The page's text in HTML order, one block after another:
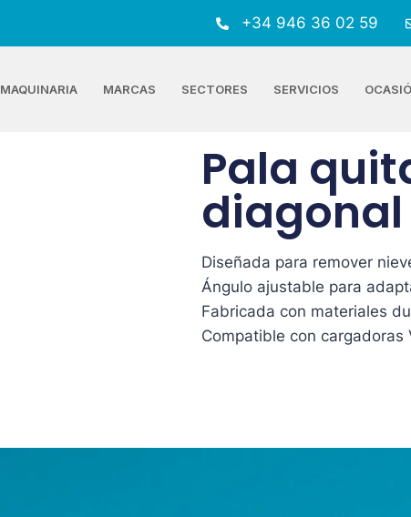
+34 946 36 02 59
MAQUINARIA MARCAS SECTORES SERVICIOS
Pala
diagonal
Diseñada para remover
Ángulo ajustable para
Fabricada con materiales
Compatible con